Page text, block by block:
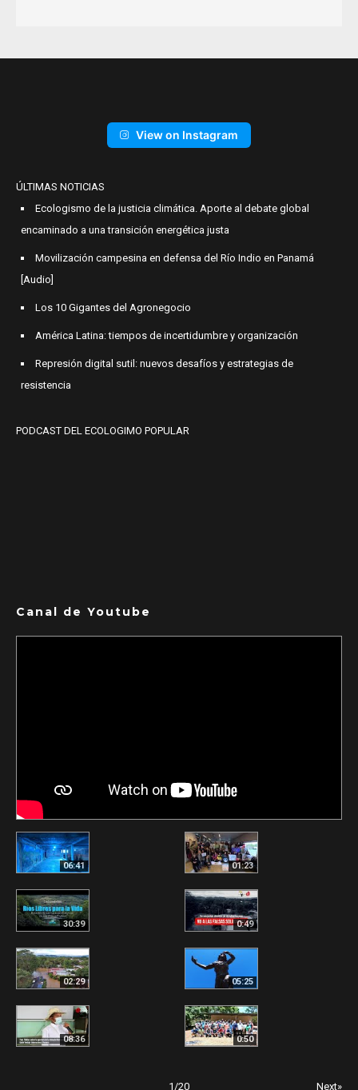
View on Instagram
ÚLTIMAS NOTICIAS
Ecologismo de la justicia climática. Aporte al debate global
encaminado a una transición energética justa
Movilización campesina en defensa del Río Indio en Panamá
[Audio]
Los 10 Gigantes del Agronegocio
América Latina: tiempos de incertidumbre y organización
Represión digital sutil: nuevos desafíos y estrategias de
resistencia
PODCAST DEL ECOLOGIMO POPULAR
Canal de Youtube
06:41 01:23
30:39 0:49
02:29 05:25
08:36 0:50
1/20 Next»